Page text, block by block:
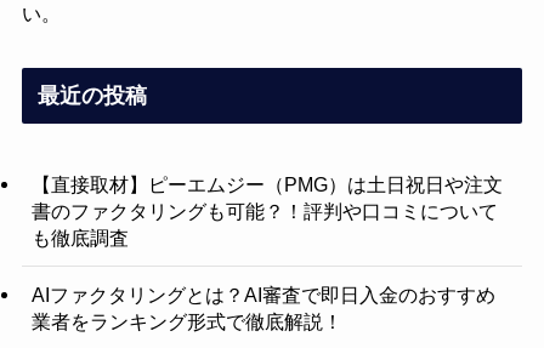
い。
最近の投稿
【直接取材】ピーエムジー（PMG）は土日祝日や注文
書のファクタリングも可能？！評判や口コミについて
も徹底調査
AIファクタリングとは？AI審査で即日入金のおすすめ
業者をランキング形式で徹底解説！